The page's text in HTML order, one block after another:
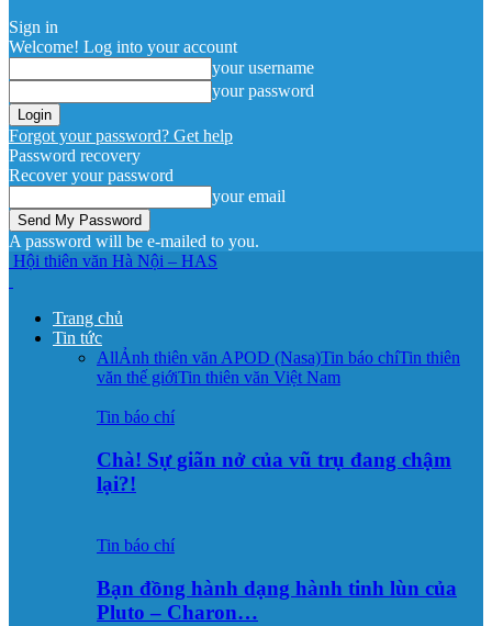
Sign in
Welcome! Log into your account
your username
your password
Forgot your password? Get help
Password recovery
Recover your password
your email
A password will be e-mailed to you.
Hội thiên văn Hà Nội – HAS
Trang chủ
Tin tức
AllẢnh thiên văn APOD (Nasa)Tin báo chíTin thiên
văn thế giớiTin thiên văn Việt Nam
Tin báo chí
Chà! Sự giãn nở của vũ trụ đang chậm
lại?!
Tin báo chí
Bạn đồng hành dạng hành tinh lùn của
Pluto – Charon…